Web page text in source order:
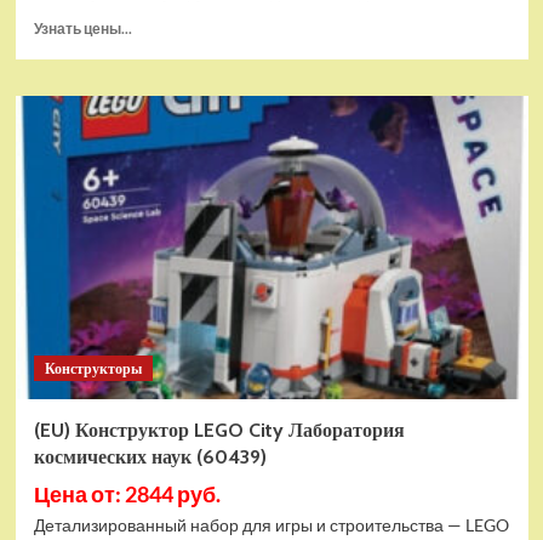
Узнать цены...
(EU)
Конструктор
LEGO
Technic
Экскаватор-
погрузчик
(42197)
Конструкторы
(EU) Конструктор LEGO City Лаборатория
космических наук (60439)
Цена от: 2844 руб.
Детализированный набор для игры и строительства — LEGO